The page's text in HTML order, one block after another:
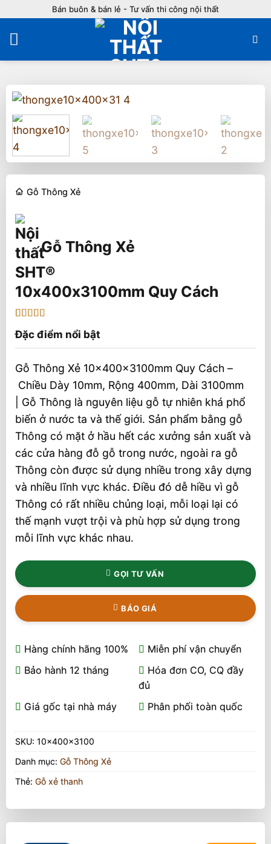
nội
dung
Bán buôn & bán lẻ - Tư vấn thi công nội thất
Gỗ Thông Xẻ
Gỗ Thông Xẻ
10x400x3100mm Quy Cách
trên 5 dựa
trênđánh
giá
Đặc điểm nổi bật
Gỗ Thông Xẻ 10x400x3100mm Quy Cách –
Chiều Dày 10mm, Rộng 400mm, Dài 3100mm
| Gỗ Thông là nguyên liệu gỗ tự nhiên khá phổ
biến ở nước ta và thế giới. Sản phẩm bằng gỗ
Thông có mặt ở hầu hết các xưởng sản xuất và
các cửa hàng đỗ gỗ trong nước, ngoài ra gỗ
Thông còn được sử dụng nhiều trong xây dựng
và nhiều lĩnh vực khác. Điều đó dễ hiều vì gỗ
Thông có rất nhiều chủng loại, mỗi loại lại có
thế mạnh vượt trội và phù hợp sử dụng trong
mỗi lĩnh vực khác nhau.
GỌI TƯ VẤN
BÁO GIÁ
Hàng chính hãng 100%
Miễn phí vận chuyển
Bảo hành 12 tháng
Hóa đơn CO, CQ đầy
đủ
Giá gốc tại nhà máy
Phân phối toàn quốc
SKU: 10x400x3100
Danh mục: Gỗ Thông Xẻ
Thẻ: Gỗ xẻ thanh